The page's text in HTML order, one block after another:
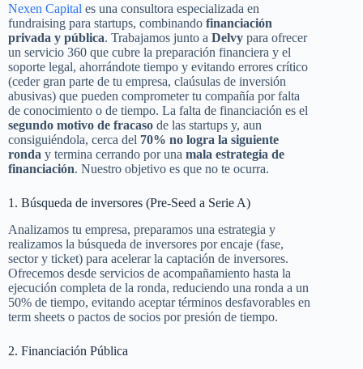
Nexen Capital es una consultora especializada en
fundraising para startups, combinando financiación
privada y pública. Trabajamos junto a Delvy para ofrecer
un servicio 360 que cubre la preparación financiera y el
soporte legal, ahorrándote tiempo y evitando errores crítico
(ceder gran parte de tu empresa, claúsulas de inversión
abusivas) que pueden comprometer tu compañía por falta
de conocimiento o de tiempo. La falta de financiación es el
segundo motivo de fracaso de las startups y, aun
consiguiéndola, cerca del 70% no logra la siguiente
ronda y termina cerrando por una mala estrategia de
financiación. Nuestro objetivo es que no te ocurra.
1. Búsqueda de inversores (Pre-Seed a Serie A)
Analizamos tu empresa, preparamos una estrategia y
realizamos la búsqueda de inversores por encaje (fase,
sector y ticket) para acelerar la captación de inversores.
Ofrecemos desde servicios de acompañamiento hasta la
ejecución completa de la ronda, reduciendo una ronda a un
50% de tiempo, evitando aceptar términos desfavorables en
term sheets o pactos de socios por presión de tiempo.
2. Financiación Pública